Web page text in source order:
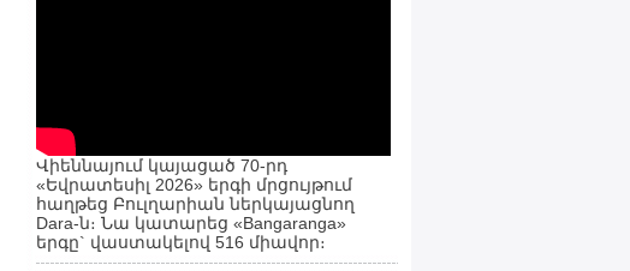
Վիեննայում կայացած 70-րդ
«Եվրատեսիլ 2026» երգի մրցույթում
հաղթեց Բուլղարիան ներկայացնող
Dara-ն։ Նա կատարեց «Bangaranga»
երգը` վաստակելով 516 միավոր։